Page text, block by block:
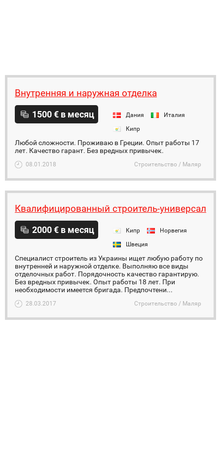
Внутренняя и наружная отделка
1500 € в месяц Дания
Италия
Кипр
Любой сложности. Проживаю в Греции. Опыт работы 17
лет. Качество гарант. Без вредных привычек.
08.01.2018 Строительство / Маляр
Квалифицированный строитель-универсал
2000 € в месяц Кипр
Норвегия
Швеция
Специалист строитель из Украины ищет любую работу по
внутренней и наружной отделке. Выполняю все виды
отделочных работ. Порядочность качество гарантирую.
Без вредных привычек. Опыт работы 18 лет. При
необходимости имеется бригада. Предпочтени...
28.03.2017 Строительство / Маляр